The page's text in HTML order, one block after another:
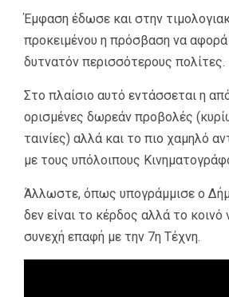
Έμφαση έδωσε και στην
προκειμένου η πρόσβαση να
δυτνατόν περισσότερους πολίτες.
Στο πλαίσιο αυτό εντάσσεται η
ορισμένες δωρεάν προβολές
ταινίες) αλλά και το πιο χαμηλό
με τους υπόλοιπους
Άλλωστε, όπως υπογράμμισε ο
δεν είναι το κέρδος αλλά το κοινό
συνεχή επαφή με την 7η Τέχνη.